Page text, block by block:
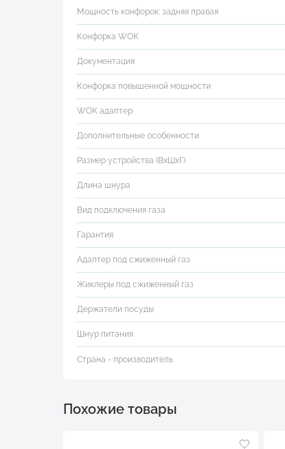
Мощность конфорок: задняя правая
Конфорка WOK
Документация
Конфорка повышенной мощности
WOK адаптер
Дополнительные особенности
Размер устройства (ВхШхГ)
Длина шнура
Вид подключения газа
Гарантия
Адаптер под сжиженный газ
Жиклеры под сжиженный газ
Держатели посуды
Шнур питания
Страна - производитель
Похожие товары